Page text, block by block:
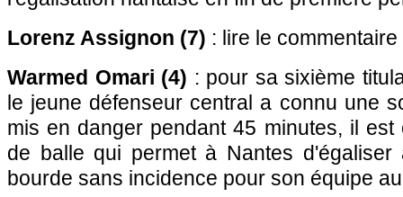
Lorenz Assignon (7) : lire le
Warmed Omari (4) : pour sa sixième
le jeune défenseur central a connu une
mis en danger pendant 45 minutes, il est
de balle qui permet à Nantes
bourde sans incidence pour son équipe